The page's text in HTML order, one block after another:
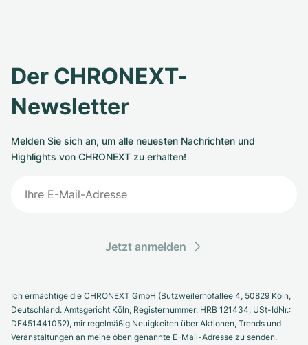
Der CHRONEXT-
Newsletter
Melden Sie sich an, um alle neuesten Nachrichten und
Highlights von CHRONEXT zu erhalten!
Jetzt anmelden
Ich ermächtige die CHRONEXT GmbH (Butzweilerhofallee 4, 50829 Köln,
Deutschland. Amtsgericht Köln, Registernummer: HRB 121434; USt-IdNr.:
DE451441052), mir regelmäßig Neuigkeiten über Aktionen, Trends und
Veranstaltungen an meine oben genannte E-Mail-Adresse zu senden.